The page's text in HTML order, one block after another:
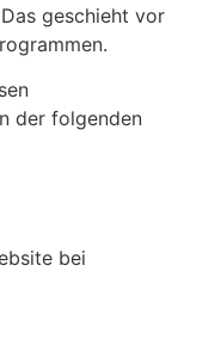
geschieht vor
der folgenden
bei